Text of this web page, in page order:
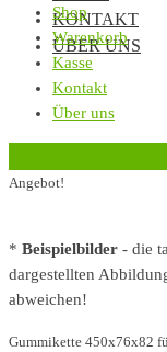
KONTAKT
ÜBER UNS
Shop
Warenkorb
Kasse
Kontakt
Über uns
Angebot!
* Beispielbilder - die
dargestellten
abweichen!
Gummikette 450x76x82